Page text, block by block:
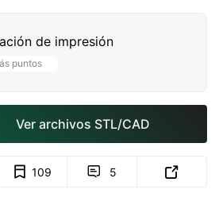
de impresión
puntos
Ver archivos STL/CAD
109  5 